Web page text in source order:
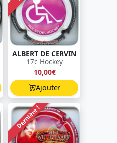
ALBERT DE CERVIN
17c Hockey
10,00€
Ajouter
Dernière !